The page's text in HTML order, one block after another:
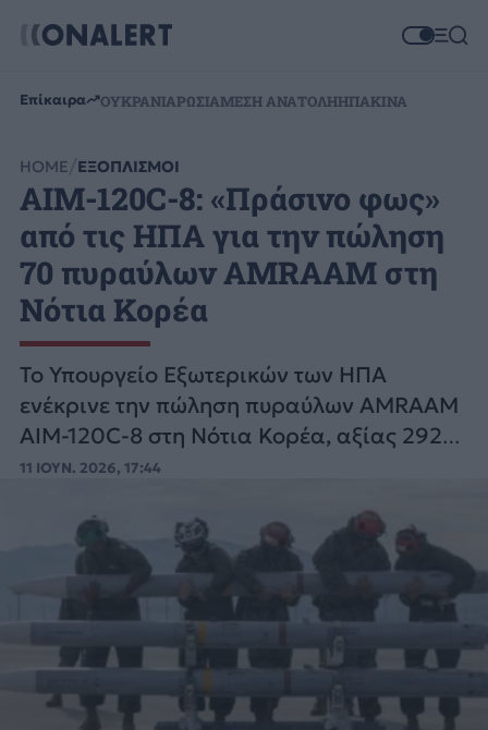
Επίκαιρα ΟΥΚΡΑΝΙΑΡΩΣΙΑΜΕΣΗ ΑΝΑΤΟΛΗΗΠΑΚΙΝΑ
HOME ΕΞΟΠΛΙΣΜΟΙ
AIM-120C-8: «Πράσινο φως»
από τις ΗΠΑ για την πώληση
70 πυραύλων AMRAAM στη
Νότια Κορέα
Το Υπουργείο Εξωτερικών των ΗΠΑ
ενέκρινε την πώληση πυραύλων AMRAAM
AIM-120C-8 στη Νότια Κορέα, αξίας 292
εκατομμυρίων δολαρίων.
11 ΙΟΥΝ. 2026, 17:44